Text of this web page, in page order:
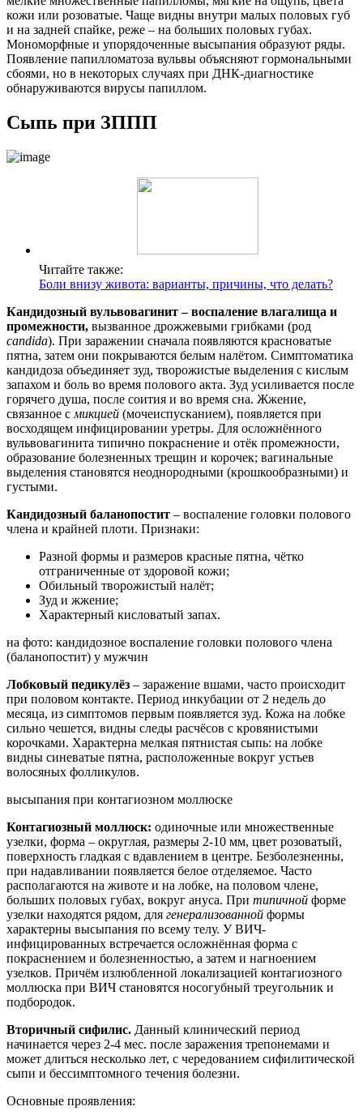
кожи или розоватые. Чаще видны внутри малых половых губ
и на задней спайке, реже – на больших половых губах.
Мономорфные и упорядоченные высыпания образуют ряды.
Появление папилломатоза вульвы объясняют гормональными
сбоями, но в некоторых случаях при ДНК-диагностике
обнаруживаются вирусы папиллом.
Сыпь при ЗППП
Читайте также:
Боли внизу живота: варианты, причины, что делать?
Кандидозный вульвовагинит – воспаление влагалища и
промежности, вызванное дрожжевыми грибками (род
candida). При заражении сначала появляются красноватые
пятна, затем они покрываются белым налётом. Симптоматика
кандидоза объединяет зуд, творожистые выделения с кислым
запахом и боль во время полового акта. Зуд усиливается после
горячего душа, после соития и во время сна. Жжение,
связанное с микцией (мочеиспусканием), появляется при
восходящем инфицировании уретры. Для осложнённого
вульвовагинита типично покраснение и отёк промежности,
образование болезненных трещин и корочек; вагинальные
выделения становятся неоднородными (крошкообразными) и
густыми.
Кандидозный баланопостит – воспаление головки полового
члена и крайней плоти. Признаки:
Разной формы и размеров красные пятна, чётко
отграниченные от здоровой кожи;
Обильный творожистый налёт;
Зуд и жжение;
Характерный кисловатый запах.
на фото: кандидозное воспаление головки полового члена
(баланопостит) у мужчин
Лобковый педикулёз – заражение вшами, часто происходит
при половом контакте. Период инкубации от 2 недель до
месяца, из симптомов первым появляется зуд. Кожа на лобке
сильно чешется, видны следы расчёсов с кровянистыми
корочками. Характерна мелкая пятнистая сыпь: на лобке
видны синеватые пятна, расположенные вокруг устьев
волосяных фолликулов.
высыпания при контагиозном моллюске
Контагиозный моллюск: одиночные или множественные
узелки, форма – округлая, размеры 2-10 мм, цвет розоватый,
поверхность гладкая с вдавлением в центре. Безболезненны,
при надавливании появляется белое отделяемое. Часто
располагаются на животе и на лобке, на половом члене,
больших половых губах, вокруг ануса. При типичной форме
узелки находятся рядом, для генерализованной формы
характерны высыпания по всему телу. У ВИЧ-
инфицированных встречается осложнённая форма с
покраснением и болезненностью, а затем и нагноением
узелков. Причём излюбленной локализацией контагиозного
моллюска при ВИЧ становятся носогубный треугольник и
подбородок.
Вторичный сифилис. Данный клинический период
начинается через 2-4 мес. после заражения трепонемами и
может длиться несколько лет, с чередованием сифилитической
сыпи и бессимптомного течения болезни.
Основные проявления: